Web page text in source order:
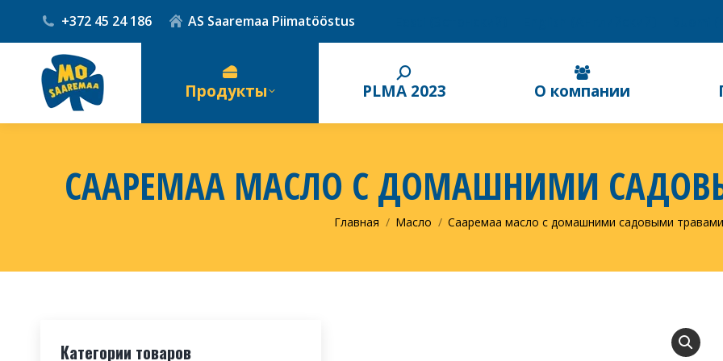
+372 45 24 186 AS Saaremaa Piimatööstus
Продукты PLMA 2023 О компании
СААРЕМАА МАСЛО С ДОМАШНИМИ
Вы здесь:
Главная Масло Сааремаа масло с домашними садовыми
Категории товаров